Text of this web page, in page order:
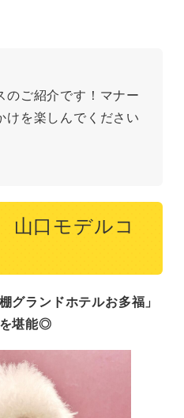
のご紹介です！マナー
けを楽しんでください
口モデルコ
グランドホテルお多福」
堪能◎